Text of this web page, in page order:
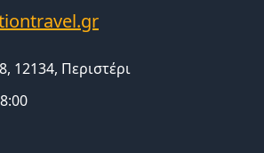
12134, Περιστέρι